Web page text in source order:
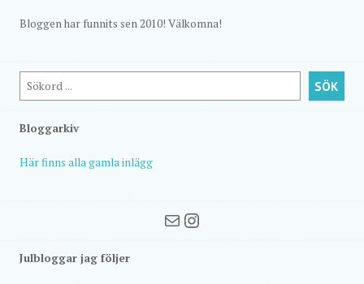
Bloggen har funnits sen 2010! Välkomna!
Sök SÖK
Bloggarkiv
Här finns alla gamla inlägg
MailInstagram
Julbloggar jag följer